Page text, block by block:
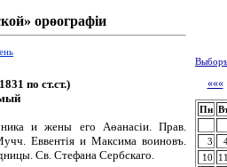
орѳографiи
по ст.ст.)
и жены его Аѳанасіи. Прав.
Еввентія и Максима воиновъ.
Св. Стефана Сербскаго.
«««
Пн
3
10
11